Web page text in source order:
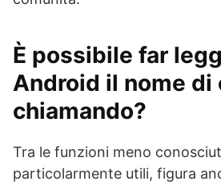
È possibile far
Android il nome di
chiamando?
Tra le funzioni meno
particolarmente utili, figura